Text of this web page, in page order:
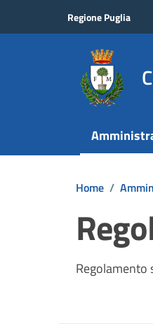
Regione Puglia
Home /
Regolamento